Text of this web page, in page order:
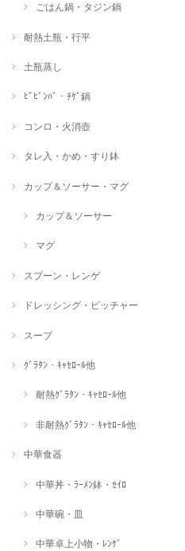
ごはん鍋・タジン鍋
耐熱土瓶・行平
土瓶蒸し
ﾋﾞﾋﾞﾝﾊﾞ・ﾁｹﾞ鍋
コンロ・火消壺
タレ入・かめ・すり鉢
カップ＆ソーサー・マグ
カップ＆ソーサー
マグ
スプーン・レンゲ
ドレッシング・ピッチャー
スープ
ｸﾞﾗﾀﾝ・ｷｬｾﾛｰﾙ他
耐熱ｸﾞﾗﾀﾝ・ｷｬｾﾛｰﾙ他
非耐熱ｸﾞﾗﾀﾝ・ｷｬｾﾛｰﾙ他
中華食器
中華丼・ﾗｰﾒﾝ鉢・ｾｲﾛ
中華碗・皿
中華卓上小物・ﾚﾝｹﾞ